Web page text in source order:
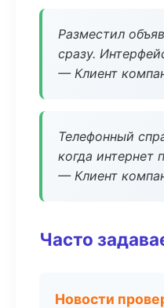
Разместил
сразу.
— Клиент
Телефонный
когда интернет
— Клиент
Часто
Новости